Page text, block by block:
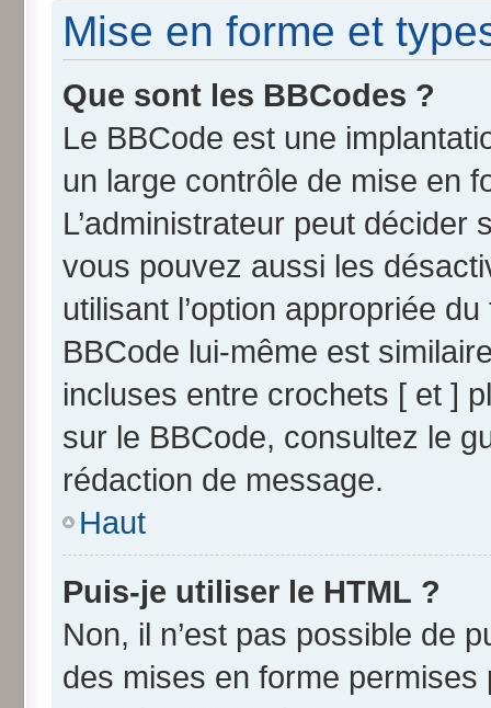
Mise en forme et
Que sont les BBCodes ?
Le BBCode est une
un large contrôle de mise en
L’administrateur peut
vous pouvez aussi les
utilisant l’option appropriée
BBCode lui-même est
incluses entre crochets [ et ]
sur le BBCode, consultez le
rédaction de message.
Haut
Puis-je utiliser le HTML ?
Non, il n’est pas possible de
des mises en forme